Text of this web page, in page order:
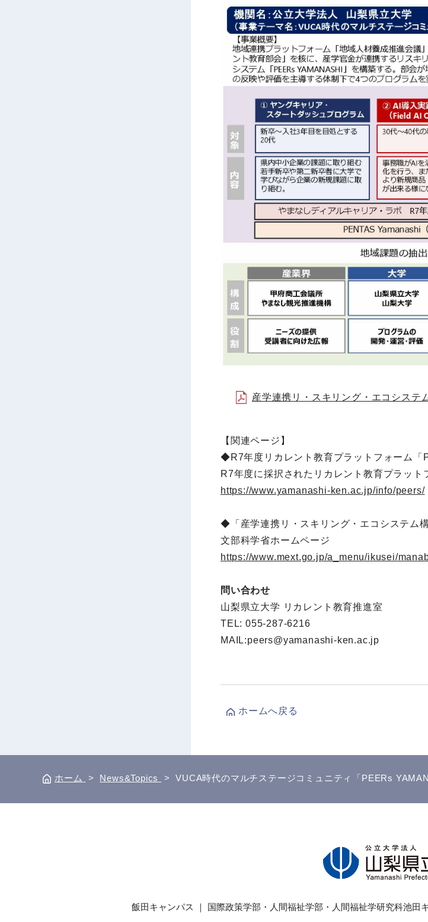
産学連携リ・スキリング・エコシステ
【関連ページ】
◆R7年度リカレント教育プラットフォーム「
R7年度に採択されたリカレント教育プラット
https://www.yamanashi-ken.ac.jp/info/peers/
◆「産学連携リ・スキリング・エコシステム
文部科学省ホームページ
https://www.mext.go.jp/a_menu/ikusei/
問い合わせ
山梨県立大学 リカレント教育推進室
TEL: 055-287-6216
MAIL:peers@yamanashi-ken.ac.jp
ホームへ戻る
ホーム > News&Topics >VUCA時代のマルチステージコミュニティ「PEERs
飯田キャンパス ｜ 国際政策学部・人間福祉学部・ 人間福祉学研究科池田